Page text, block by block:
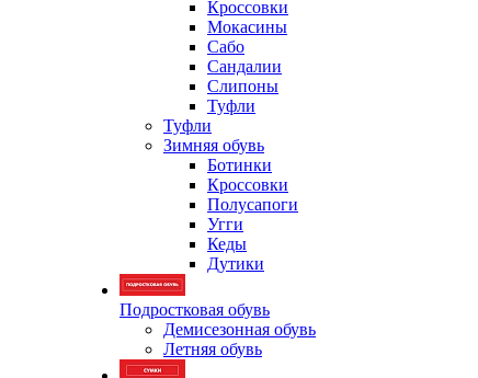
Кроссовки
Мокасины
Сабо
Сандалии
Слипоны
Туфли
Туфли
Зимняя обувь
Ботинки
Кроссовки
Полусапоги
Угги
Кеды
Дутики
Подростковая обувь
Демисезонная обувь
Летняя обувь